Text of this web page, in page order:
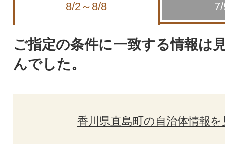
8/2～8/8
ご指定の条件に一致する情報は
んでした。
香川県直島町の自治体情報を